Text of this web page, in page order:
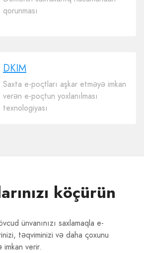
qorunması
DKIM
Saxta e-poçtları aşkar etməyə imkan
verən e-poçtun yoxlanılması
texnologiyası
köçürün
ünvanınızı saxlamaqla e-
təqviminizi və daha çoxunu
verir.